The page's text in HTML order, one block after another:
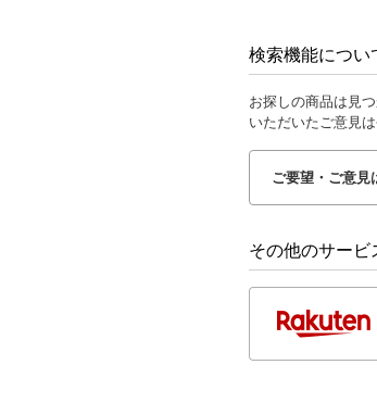
検索機能につい
お探しの商品は見
いただいたご意見
ご要望・ご意見
その他のサービ